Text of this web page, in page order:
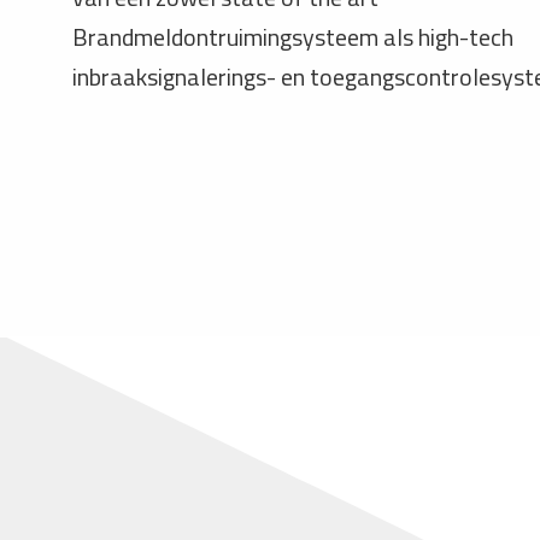
Brandmeldontruimingsysteem als high-tech
inbraaksignalerings- en